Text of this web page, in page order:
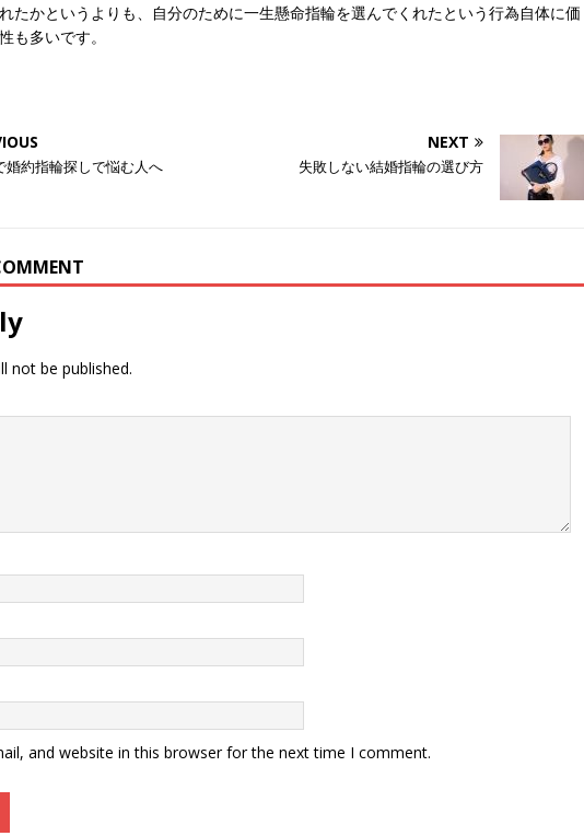
たかというよりも、自分のために一生懸命指輪を選んでくれたという行為自体に価
も多いです。
婚約指輪探しで悩む人へ
NEXT
失敗しない結婚指輪の選び方
not be published.
and website in this browser for the next time I comment.